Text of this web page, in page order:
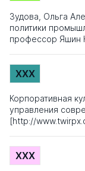
Зудова, Ольга
политики
профессор Яшин
XXX
Корпоративная
управления
[http://
XXX